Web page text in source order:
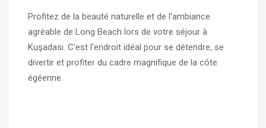
Profitez de la beauté naturelle et de l'ambiance
agréable de Long Beach lors de votre séjour à
Kuşadası. C'est l'endroit idéal pour se détendre, se
divertir et profiter du cadre magnifique de la côte
égéenne.